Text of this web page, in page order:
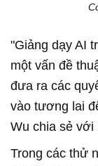
"Giảng dạy AI
một vấn đề
đưa ra các
vào tương lai
Wu chia sẻ với
Trong các thử